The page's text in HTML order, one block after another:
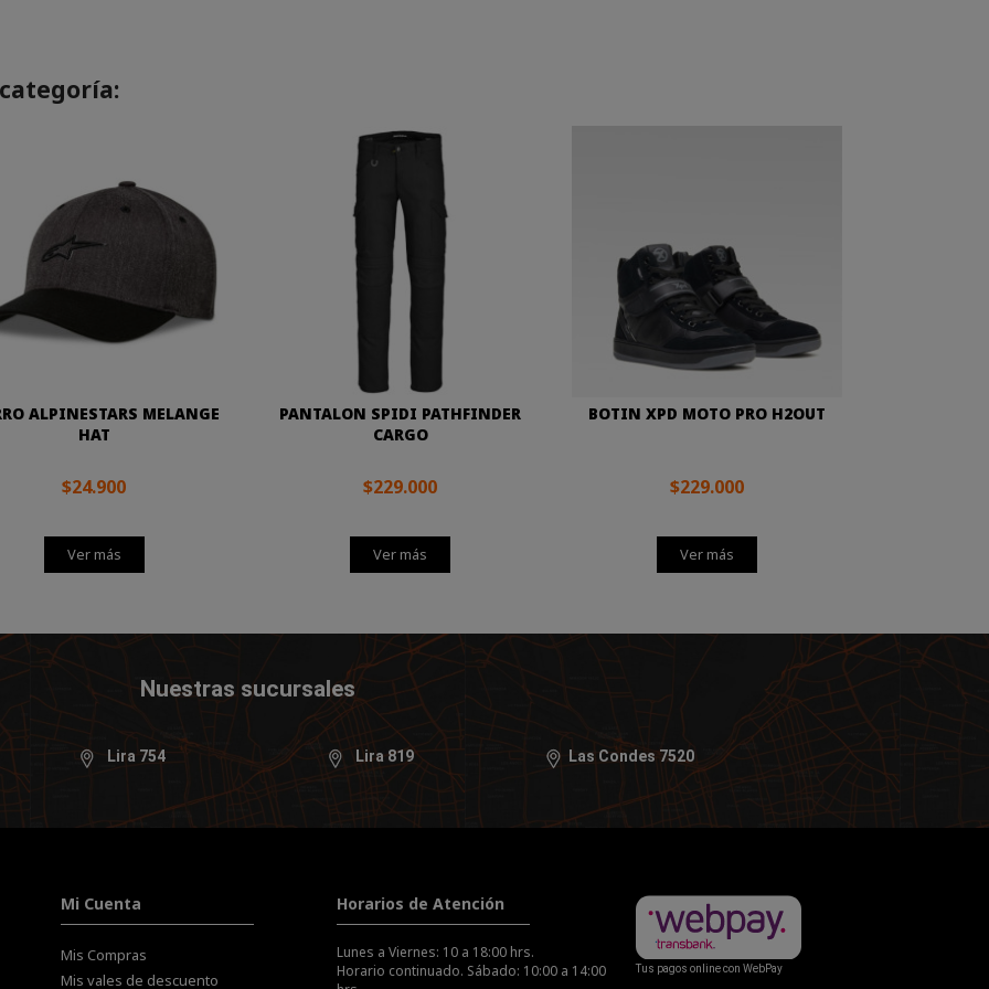
ALPINESTARS MELANGE
HAT
$24.900
Ver más
PANTALON SPIDI PATHFINDER
CARGO
$229.000
Ver más
BOTIN XPD MOTO PRO H2OUT
$229.000
Ver más
Nuestras sucursales
Lira 754 Lira 819 Las Condes 7520
Mi Cuenta
Mis Compras
Mis vales de descuento
Horarios de Atención
Lunes a Viernes: 10 a 18:00 hrs.
Horario continuado. Sábado: 10:00 a 14:00
Tus pagos online con WebPay